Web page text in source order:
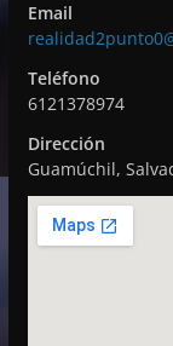
v
d
e
o
Email
Teléfono
6121378974
Dirección
Guamúchil,